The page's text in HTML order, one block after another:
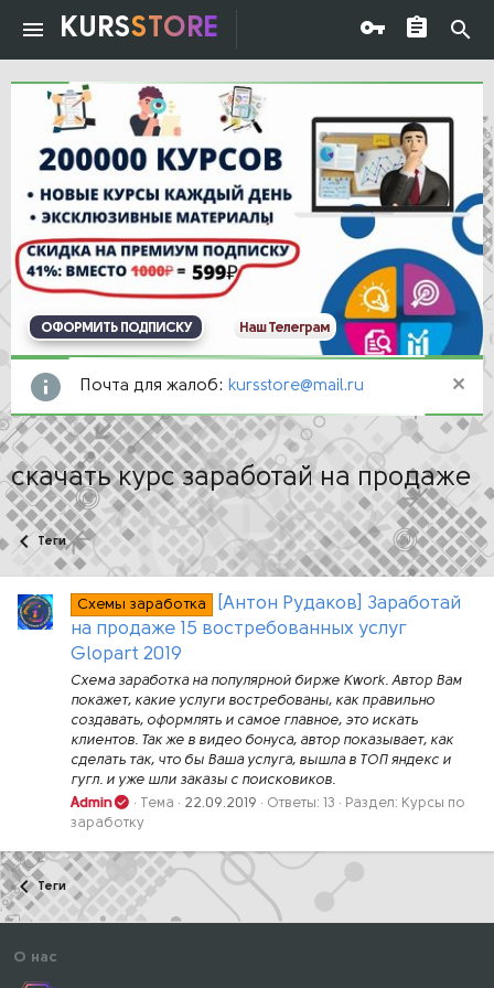
KURSSTORE
ОФОРМИТЬ ПОДПИСКУ Наш Телеграм
Почта для жалоб: kursstore@mail.ru
скачать курс заработай на продаже
Теги
Схемы заработка
[Антон Рудаков] Заработай
на продаже 15 востребованных услуг
Glopart 2019
Схема заработка на популярной бирже Kwork. Автор Вам
покажет, какие услуги востребованы, как правильно
создавать, оформлять и самое главное, это искать
клиентов. Так же в видео бонуса, автор показывает, как
сделать так, что бы Ваша услуга, вышла в ТОП яндекс и
гугл. и уже шли заказы с поисковиков.
Admin
Тема 22.09.2019 Ответы: 13 Раздел: Курсы по
заработку
Теги
О нас